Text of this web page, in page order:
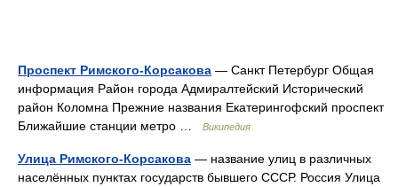
Проспект Римского-Корсакова — Санкт Петербург Общая
информация Район города Адмиралтейский Исторический
район Коломна Прежние названия Екатерингофский проспект
Ближайшие станции метро …
Википедия
Улица Римского-Корсакова — название улиц в различных
населённых пунктах государств бывшего СССР. Россия Улица